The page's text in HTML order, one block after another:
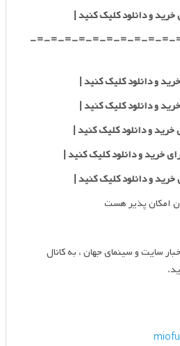
-=-=-=-=-=-=-=-=-=-
سایت و سینمای جهان ، به کانال